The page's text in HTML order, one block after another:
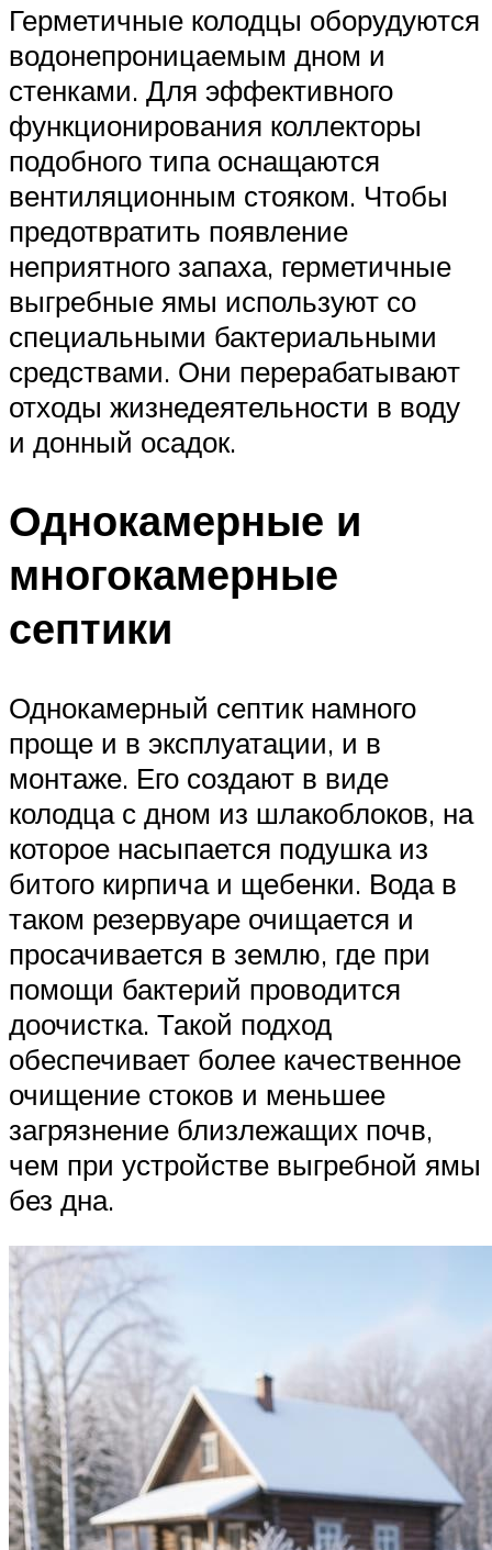
Герметичные колодцы оборудуются
водонепроницаемым дном и
стенками. Для эффективного
функционирования коллекторы
подобного типа оснащаются
вентиляционным стояком. Чтобы
предотвратить появление
неприятного запаха, герметичные
выгребные ямы используют со
специальными бактериальными
средствами. Они перерабатывают
отходы жизнедеятельности в воду
и донный осадок.
Однокамерные и
многокамерные
септики
Однокамерный септик намного
проще и в эксплуатации, и в
монтаже. Его создают в виде
колодца с дном из шлакоблоков, на
которое насыпается подушка из
битого кирпича и щебенки. Вода в
таком резервуаре очищается и
просачивается в землю, где при
помощи бактерий проводится
доочистка. Такой подход
обеспечивает более качественное
очищение стоков и меньшее
загрязнение близлежащих почв,
чем при устройстве выгребной ямы
без дна.